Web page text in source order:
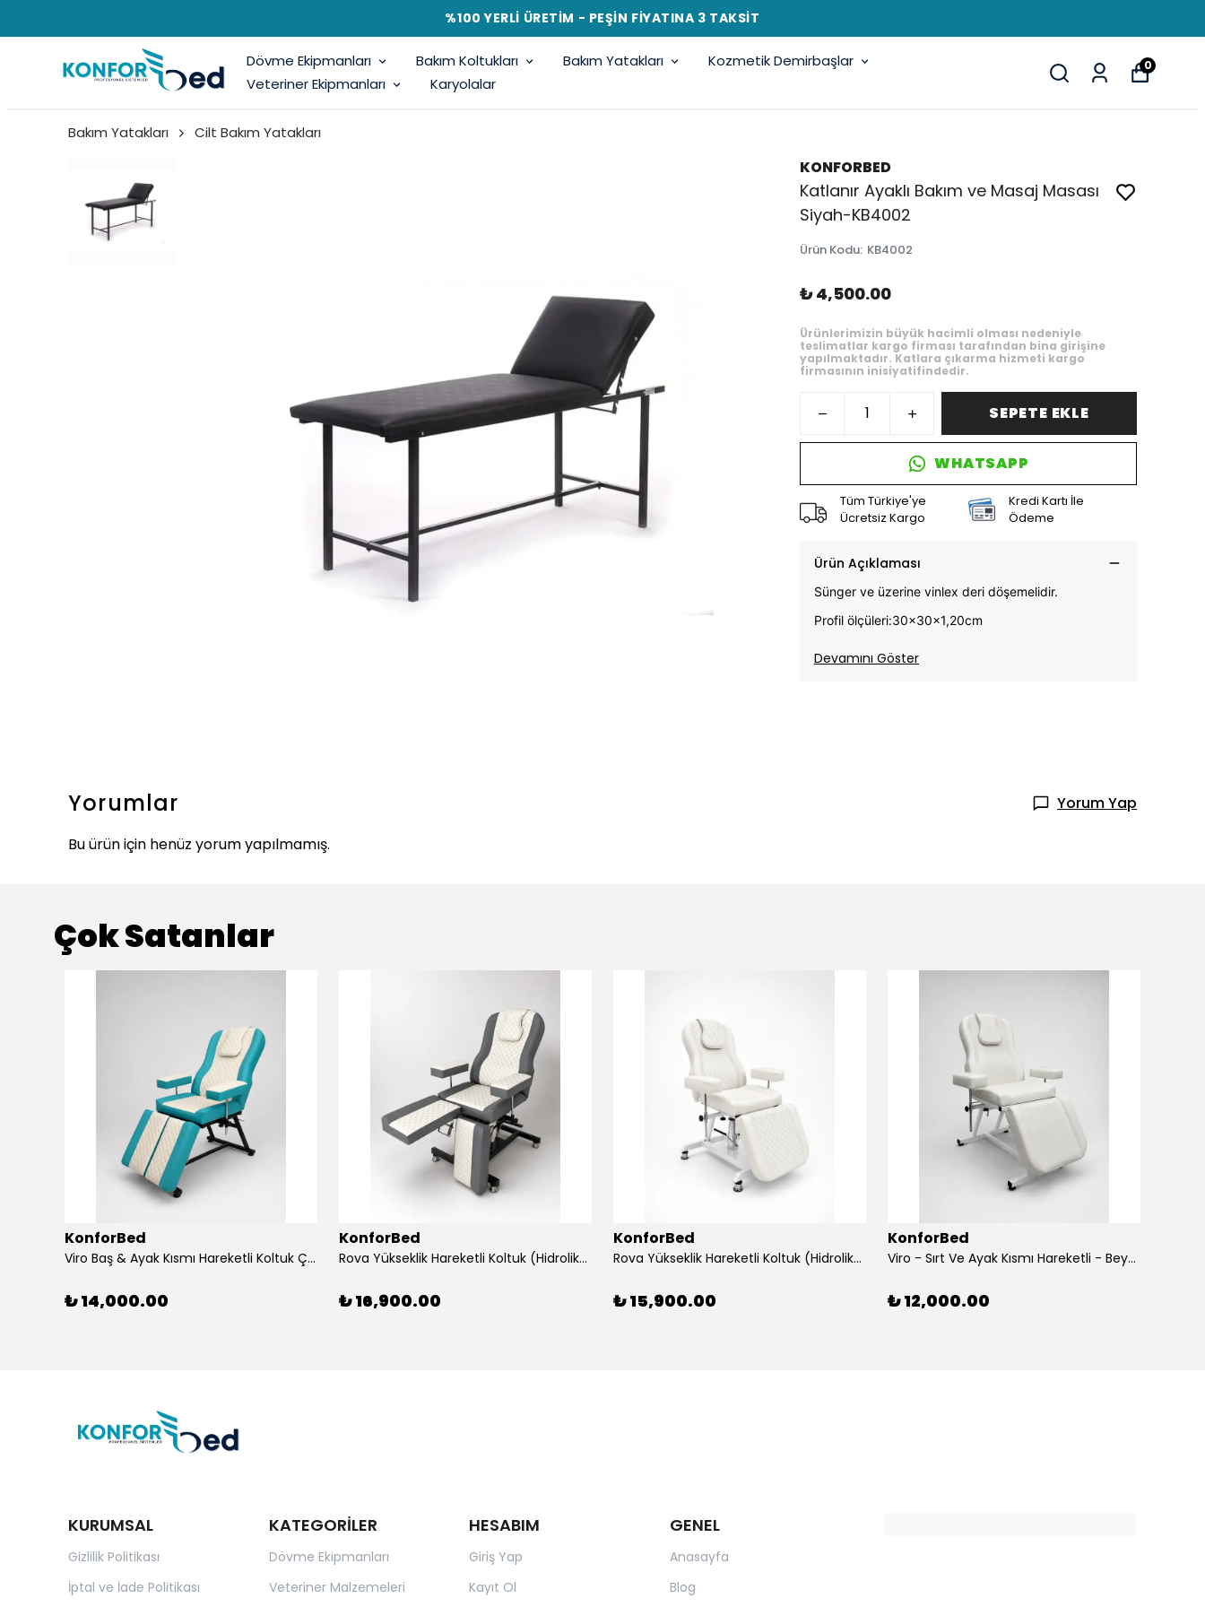
%100 YERLİ ÜRETİM - PEŞİN FİYATINA 3 TAKSİT
Dövme Ekipmanları Bakım Koltukları Bakım Yatakları
Kozmetik Demirbaşlar
Veteriner Ekipmanları
Karyolalar
0
Bakım Yatakları Cilt Bakım Yatakları
KONFORBED
Katlanır Ayaklı Bakım ve Masaj Masası
Siyah-KB4002
Ürün Kodu: KB4002
₺ 4,500.00
Ürünlerimizin büyük hacimli olması nedeniyle
teslimatlar kargo firması tarafından bina girişine
yapılmaktadır. Katlara çıkarma hizmeti kargo
firmasının inisiyatifindedir.
SEPETE EKLE
WHATSAPP
Tüm Türkiye'ye
Ücretsiz Kargo
Kredi Kartı İle
Ödeme
Ürün Açıklaması
Sünger ve üzerine vinlex deri döşemelidir.
Profil ölçüleri:30x30x1,20cm
Devamını Göster
Yorumlar
Yorum Yap
Bu ürün için henüz yorum yapılmamış.
Çok Satanlar
KonforBed
Viro Baş & Ayak Kısmı Hareketli Koltuk Çift Bacaklı
₺ 14,000.00
KonforBed
Rova Yükseklik Hareketli Koltuk (Hidrolik) Beyaz-Gri
₺ 16,900.00
KonforBed
Rova Yükseklik Hareketli Koltuk (Hidrolik) Beyaz
₺ 15,900.00
KonforBed
Viro - Sırt Ve Ayak Kısmı Hareketli - Beyaz
₺ 12,000.00
KURUMSAL
Gizlilik Politikası
İptal ve İade Politikası
KATEGORİLER
Dövme Ekipmanları
Veteriner Malzemeleri
HESABIM
Giriş Yap
Kayıt Ol
GENEL
Anasayfa
Blog